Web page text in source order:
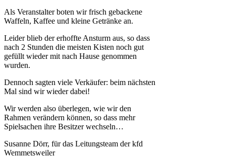
Als Veranstalter boten wir frisch gebackene
Waffeln, Kaffee und kleine Getränke an.
Leider blieb der erhoffte Ansturm aus, so dass
nach 2 Stunden die meisten Kisten noch gut
gefüllt wieder mit nach Hause genommen
wurden.
Dennoch sagten viele Verkäufer: beim nächsten
Mal sind wir wieder dabei!
Wir werden also überlegen, wie wir den
Rahmen verändern können, so dass mehr
Spielsachen ihre Besitzer wechseln…
Susanne Dörr, für das Leitungsteam der kfd
Wemmetsweiler